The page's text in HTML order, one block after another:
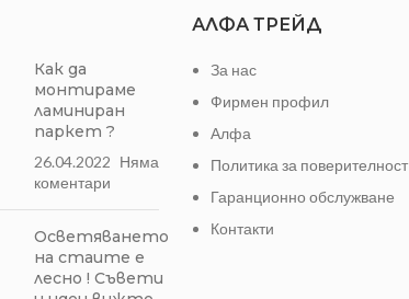
Как да
монтираме
ламиниран
паркет ?
26.04.2022 Няма
коментари
Осветяването
на стаите е
лесно ! Съвети
АЛФА ТРЕЙД
За нас
Фирмен профил
Алфа
Политика за поверителност
Гаранционно обслужване
Контакти